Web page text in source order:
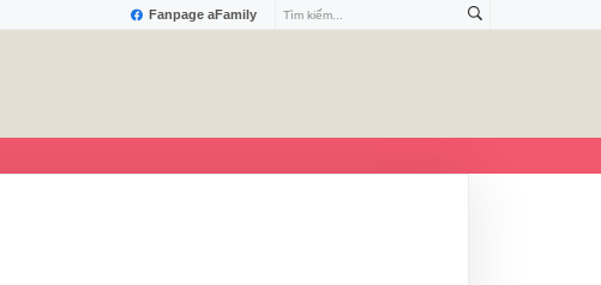
Fanpage aFamily